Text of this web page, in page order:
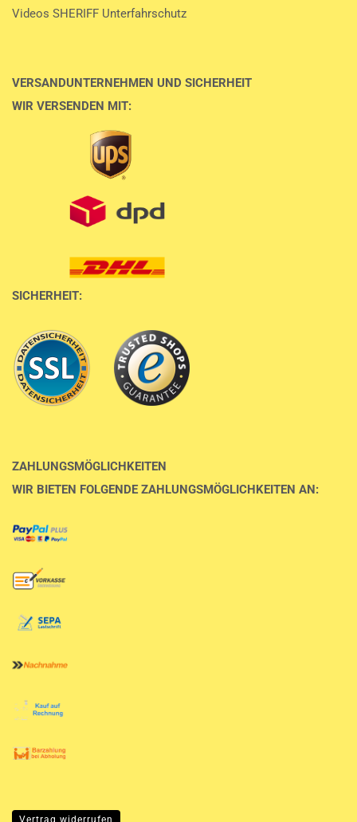
Videos SHERIFF Unterfahrschutz
VERSANDUNTERNEHMEN UND SICHERHEIT
WIR VERSENDEN MIT:
SICHERHEIT:
ZAHLUNGSMÖGLICHKEITEN
WIR BIETEN FOLGENDE ZAHLUNGSMÖGLICHKEITEN AN:
Vertrag widerrufen